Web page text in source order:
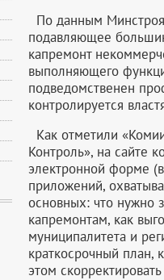
По данным
подавляющее
капремонт
выполняющего
подведомственен
контролируется
Как отметили
Контроль», на сайте
электронной форме
приложений,
основных: что нужно
капремонтам, как
муниципалитета и
краткосрочный
этом